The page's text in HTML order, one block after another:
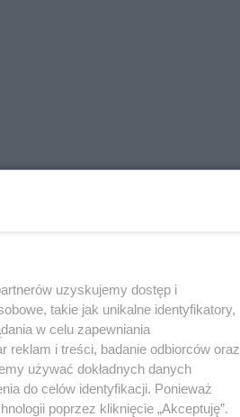
uzyskujemy dostęp i
takie jak unikalne identyfikatory,
w celu zapewniania
reklam i treści, badanie odbiorców oraz
używać dokładnych danych
do celów identyfikacji. Ponieważ
poprzez kliknięcie „Akceptuję”.